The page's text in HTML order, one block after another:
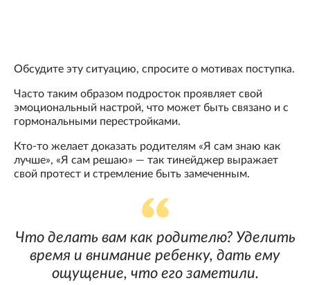
Обсудите эту ситуацию, спросите о мотивах поступка.
Часто таким образом подросток проявляет свой
эмоциональный настрой, что может быть связано и с
гормональными перестройками.
Кто-то желает доказать родителям «Я сам знаю как
лучше», «Я сам решаю» — так тинейджер выражает
свой протест и стремление быть замеченным.
Что делать вам как родителю? Уделить
время и внимание ребенку, дать ему
ощущение, что его заметили.